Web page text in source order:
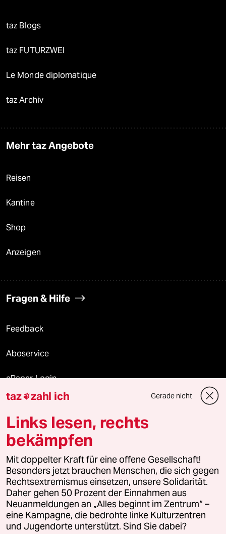
taz Blogs
taz FUTURZWEI
Le Monde diplomatique
taz Archiv
Mehr taz Angebote
Reisen
Kantine
Shop
Anzeigen
Fragen & Hilfe
Feedback
Aboservice
ePaper Login
Downloads für Abonnierende
© 2026 taz Verlags und Vertriebs GmbH
Alle Rechte vorbehalten. Bei rechtlichen Fragen oder für Genehmigungen
wenden Sie sich bitte an
lizenzen@taz.de
Feedback Redaktionsstatut Kommune-Richtlinien
Leitlinie Informant Datenschutz Impressum AGB
taz zahl ich Gerade nicht
Links lesen, rechts
bekämpfen
Mit doppelter Kraft für eine offene Gesellschaft!
Besonders jetzt brauchen Menschen, die sich gegen
Rechtsextremismus einsetzen, unsere Solidarität.
Daher gehen 50 Prozent der Einnahmen aus
Neuanmeldungen an „Alles beginnt im Zentrum“ –
eine Kampagne, die bedrohte linke Kulturzentren
und Jugendorte unterstützt. Sind Sie dabei?